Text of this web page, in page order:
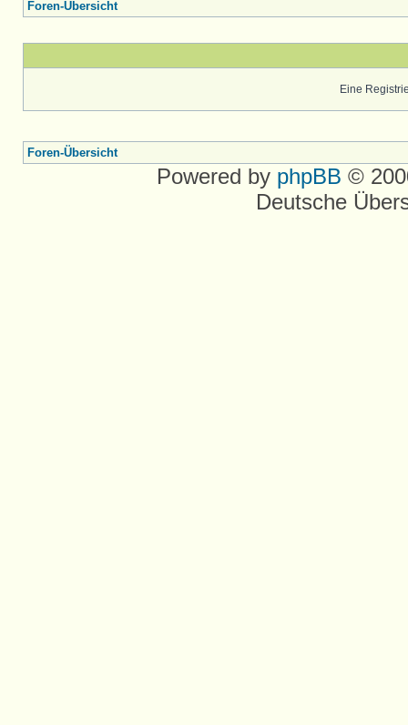
Foren-Übersicht
Eine
Foren-Übersicht
Powered by phpBB ©
Deutsche